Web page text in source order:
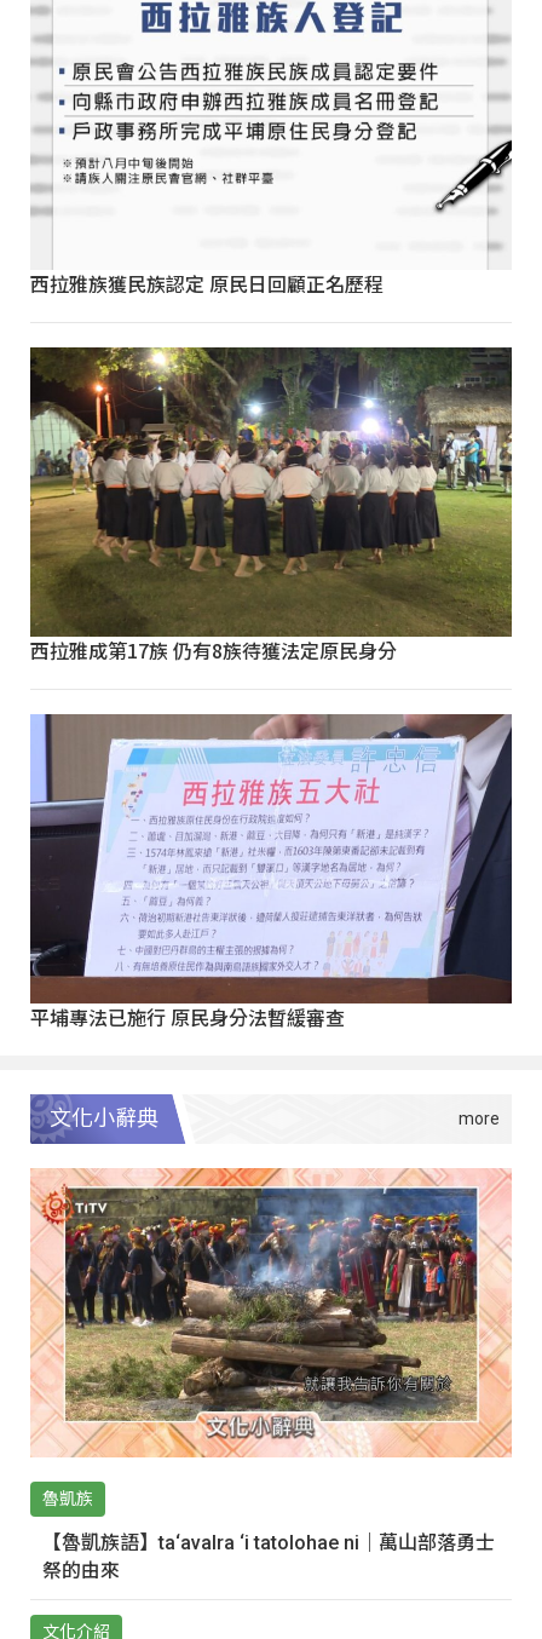
西拉雅族獲民族認定 原民日回顧正名歷程
西拉雅成第17族 仍有8族待獲法定原民身分
平埔專法已施行 原民身分法暫緩審查
文化小辭典
魯凱族
【魯凱族語】ta‘avalra ‘i tatolohae ni｜萬山部落勇士
祭的由來
文化介紹